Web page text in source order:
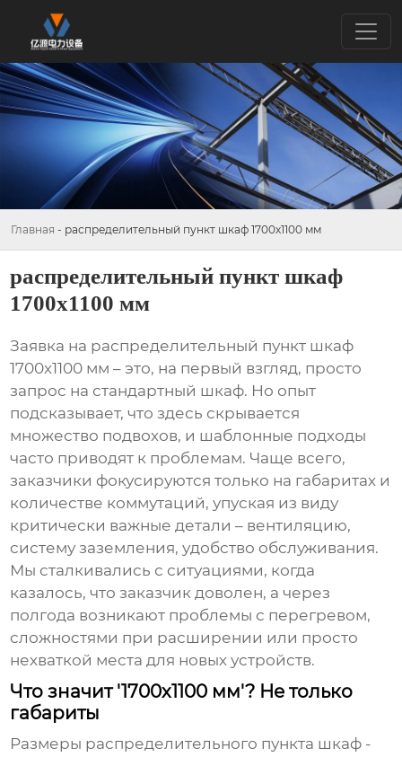
Главная - распределительный пункт шкаф 1700х1100 мм
распределительный пункт шкаф
1700х1100 мм
Заявка на распределительный пункт шкаф
1700х1100 мм – это, на первый взгляд, просто
запрос на стандартный шкаф. Но опыт
подсказывает, что здесь скрывается
множество подвохов, и шаблонные подходы
часто приводят к проблемам. Чаще всего,
заказчики фокусируются только на габаритах и
количестве коммутаций, упуская из виду
критически важные детали – вентиляцию,
систему заземления, удобство обслуживания.
Мы сталкивались с ситуациями, когда
казалось, что заказчик доволен, а через
полгода возникают проблемы с перегревом,
сложностями при расширении или просто
нехваткой места для новых устройств.
Что значит '1700х1100 мм'? Не только
габариты
Размеры распределительного пункта шкаф -